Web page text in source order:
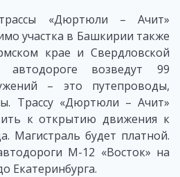
«Дюртюли – Ачит»
участка в Башкирии также
крае и Свердловской
возведут 99
– это путепроводы,
Трассу «Дюртюли – Ачит»
к открытию движения к
Магистраль будет платной.
М-12 «Восток» на
Екатеринбурга.